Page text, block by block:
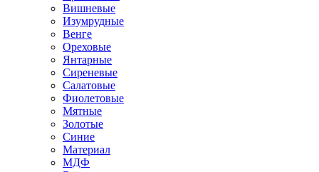
Вишневые
Изумрудные
Венге
Ореховые
Янтарные
Сиреневые
Салатовые
Фиолетовые
Мятные
Золотые
Синие
Материал
МДФ